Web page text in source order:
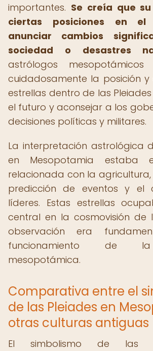
importantes. Se creía que
ciertas posiciones en
anunciar cambios
sociedad o desastres
astrólogos mesopotámicos
cuidadosamente la posición
estrellas dentro de las
el futuro y aconsejar a los
decisiones políticas y militares.
La interpretación astrológica
en Mesopotamia estaba
relacionada con la
predicción de eventos y el
líderes. Estas estrellas
central en la cosmovisión
observación era
funcionamiento de
mesopotámica.
Comparativa entre el
de las Pleiades en
otras culturas antiguas
El simbolismo de las